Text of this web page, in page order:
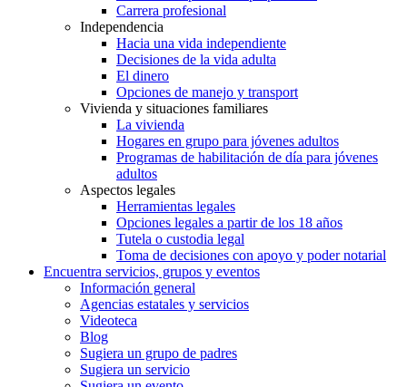
Carrera profesional
Independencia
Hacia una vida independiente
Decisiones de la vida adulta
El dinero
Opciones de manejo y transport
Vivienda y situaciones familiares
La vivienda
Hogares en grupo para jóvenes adultos
Programas de habilitación de día para jóvenes
adultos
Aspectos legales
Herramientas legales
Opciones legales a partir de los 18 años
Tutela o custodia legal
Toma de decisiones con apoyo y poder notarial
Encuentra servicios, grupos y eventos
Información general
Agencias estatales y servicios
Videoteca
Blog
Sugiera un grupo de padres
Sugiera un servicio